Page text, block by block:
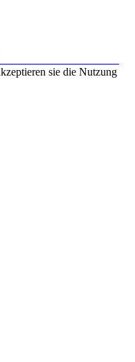
sie die Nutzung